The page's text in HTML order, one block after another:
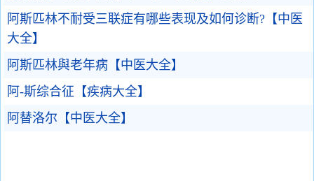
阿斯匹林不耐受三联症有哪些表现及如何诊断?【中医
大全】
阿斯匹林與老年病【中医大全】
阿-斯综合征【疾病大全】
阿替洛尔【中医大全】